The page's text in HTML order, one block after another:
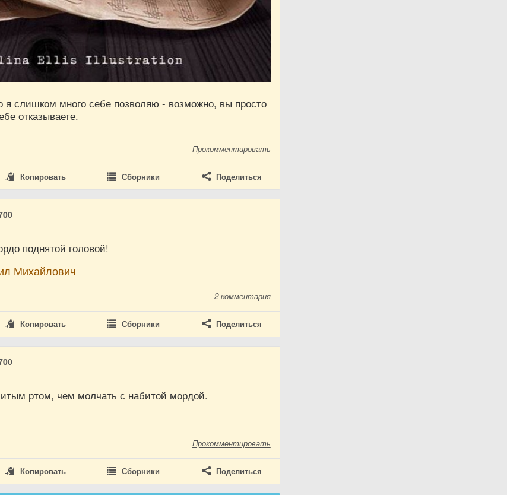
я слишком много себе позволяю - возможно, вы просто
отказываете.
Прокомментировать
Копировать Сборники Поделиться
поднятой головой!
Михайлович
2 комментария
Копировать Сборники Поделиться
ртом, чем молчать с набитой мордой.
Прокомментировать
Копировать Сборники Поделиться